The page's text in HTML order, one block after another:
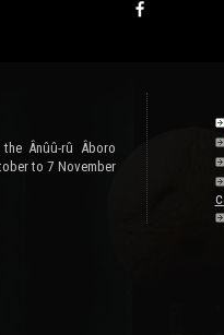
Ânûû-rû Âboro
to 7 November